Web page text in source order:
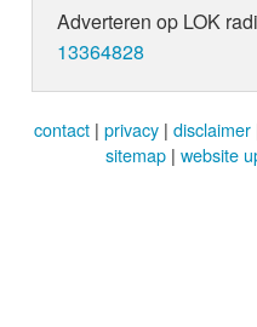
Adverteren op LOK
13364828
contact | privacy | disclaimer
sitemap | website